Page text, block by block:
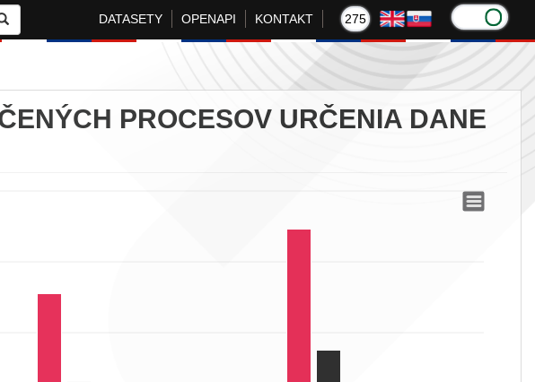
DATASETY OPENAPI KONTAKT 275
PROCESOV URČENIA DANE
určenia dane podľa pomôcok